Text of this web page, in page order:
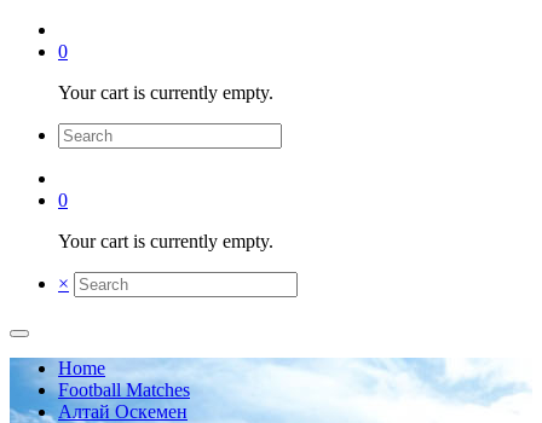
0
Your cart is currently empty.
0
Your cart is currently empty.
×
Home
Football Matches
Алтай Оскемен